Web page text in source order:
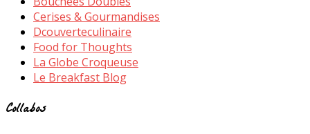
Cerises & Gourmandises
Dcouverteculinaire
Food for Thoughts
La Globe Croqueuse
Le Breakfast Blog
Collabos